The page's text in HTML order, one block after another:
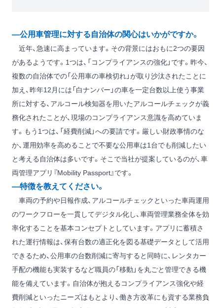
―公用車管理に対する自治体の関心はいかがですか。
近年、急速に高まっています。その背景にはおもに2つの要因
があるようです。1つは、「コンプライアンスの強化」です。昨今、
複数の自治体での「公用車の車検切れ」が取り沙汰されたことに
加え、昨年12月には「白ナンバー」の車を一定台数以上使う事業
所に対する、アルコール検知器を用いたアルコールチェックが義
務化されたことが、現場のコンプライアンス意識を高めていま
す。もう1つは、「経費削減」への要請です。厳しい財政事情のな
か、運用効率を高めることで不要な公用車は1台でも削減したい
と考える自治体は多いです。そこで当社が提案しているのが、車
両管理アプリ『Mobility Passport』です。
―特徴を教えてください。
車両の予約や日報作成、アルコールチェックといった車両運用
のワークフローを一貫してデジタル化し、車両管理業務全体を効
率化することを基本コンセプトとしています。アプリに蓄積さ
れた運行情報は、保有台数の適正化を図る基礎データとして活用
できるため、公用車の台数削減に寄与すると同時に、レンタカー
手配の機能も実装するなど職員の「移動」を丸ごと管理できる機
能を備えています。自治体が抱えるコンプライアンス強化や経
費削減といったニーズはもとより、働き方改革にも資する業務負